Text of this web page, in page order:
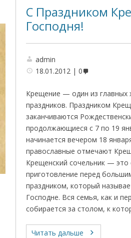
С Праздником
Господня!
admin
18.01.2012
0
Крещение — один из главных
праздников. Праздником
заканчиваются
продолжающиеся с 7 по 19
начинается вечером 18
православные отмечают
Крещенский сочельник — это
приготовление перед
праздником, который
Господне. Вся семья, как и
собирается за столом, к
Читать дальше